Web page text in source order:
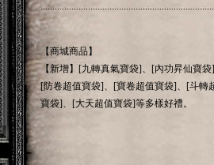
【商城商品】
【新增】[九轉真氣寶袋]、[內功昇仙寶
[防卷超值寶袋]、[寶卷超值寶袋]、[斗
寶袋]、[大天超值寶袋]等多樣好禮。